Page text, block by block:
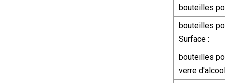
bouteilles
bouteilles
Surface :
bouteilles
verre